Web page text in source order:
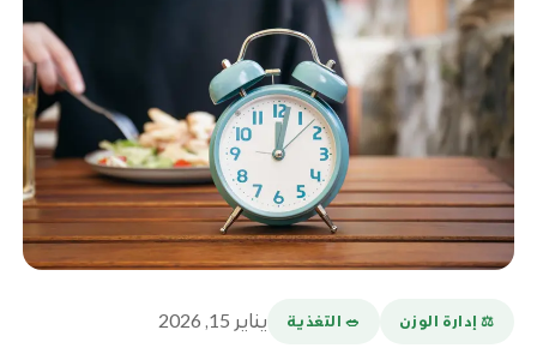
⚖️ إدارة الوزن 🥗 التغذية يناير 15, 2026